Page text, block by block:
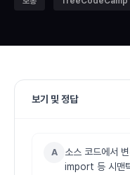
보기 및 정답
A
소스 코드에서
import 등 시맨